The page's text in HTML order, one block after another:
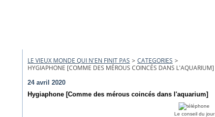
LE VIEUX MONDE QUI N'EN FINIT PAS > CATEGORIES >
HYGIAPHONE [COMME DES MÉROUS COINCÉS DANS L'AQUARIUM]
24 avril 2020
Hygiaphone [Comme des mérous coincés dans l'aquarium]
Le conseil du jour